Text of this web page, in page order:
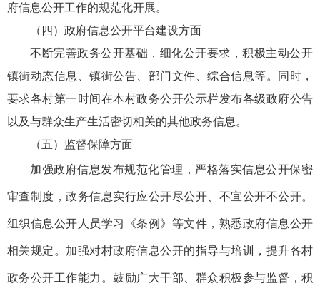
府信息公开工作的规范化开展。
（四）政府信息公开平台建设方面
不断完善政务公开基础，细化公开要求，积极主动公开
镇街动态信息、镇街公告、部门文件、综合信息等。同时，
要求各村第一时间在本村政务公开公示栏发布各级政府公告
以及与群众生产生活密切相关的其他政务信息。
（五）监督保障方面
加强政府信息发布规范化管理，严格落实信息公开保密
审查制度，政务信息实行应公开尽公开、不宜公开不公开。
组织信息公开人员学习《条例》等文件，熟悉政府信息公开
相关规定。加强对村政府信息公开的指导与培训，提升各村
政务公开工作能力。鼓励广大干部、群众积极参与监督，积